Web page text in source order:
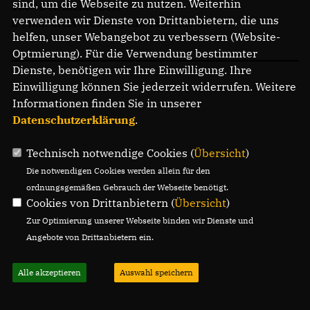
15345 Rehfelde Dorf
E-Mail: ortsverband@cdu-rehfelde.de
sind, um die Webseite zu nutzen. Weiterhin
verwenden wir Dienste von Drittanbietern, die uns
helfen, unser Webangebot zu verbessern (Website-
Optmierung). Für die Verwendung bestimmter
Dienste, benötigen wir Ihre Einwilligung. Ihre
Einwilligung können Sie jederzeit widerrufen. Weitere
Informationen finden Sie in unserer
Datenschutzerklärung.
Technisch notwendige Cookies (Übersicht)
Die notwendigen Cookies werden allein für den
ordnungsgemäßen Gebrauch der Webseite benötigt.
Cookies von Drittanbietern (Übersicht)
Zur Optimierung unserer Webseite binden wir Dienste und
Angebote von Drittanbietern ein.
Alle akzeptieren Auswahl speichern